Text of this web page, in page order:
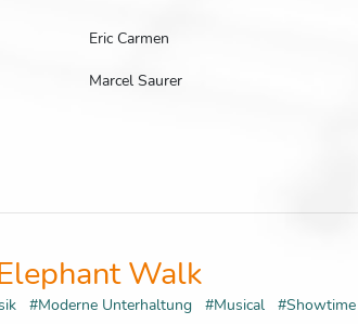
Eric Carmen
Marcel Saurer
Walk
#Moderne Unterhaltung #Musical #Showtime